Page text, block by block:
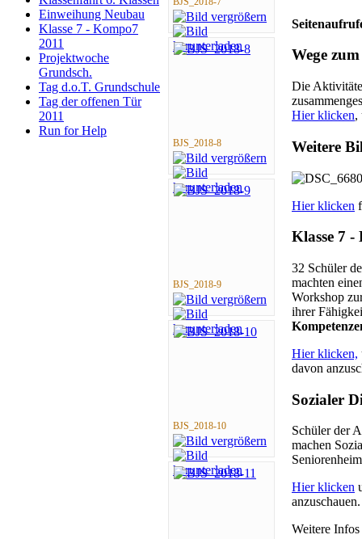
Einweihung Neubau
Klasse 7 - Kompo7
2011
Projektwoche
Grundsch.
Tag d.o.T. Grundschule
Tag der offenen Tür
2011
Run for Help
BJS_2018-8
BJS_2018-9
BJS_2018-10
Wege
Die
Hier klicken,
Weitere
Hier klicken
Klasse 7 -
32 Schüler
machten
Workshop
ihrer
Hier klicken,
davon
Sozialer
Schüler der
machen
Hier klicken
anzuschauen.
Weitere